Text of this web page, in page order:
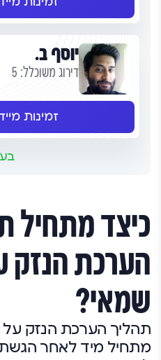
יוסף ב.
דירוג משוכלל: 5
זמינות
כיצד מתחיל
הערכת הנזק
שמאי?
תהליך הערכת הנזק על
מתחיל מיד לאחר